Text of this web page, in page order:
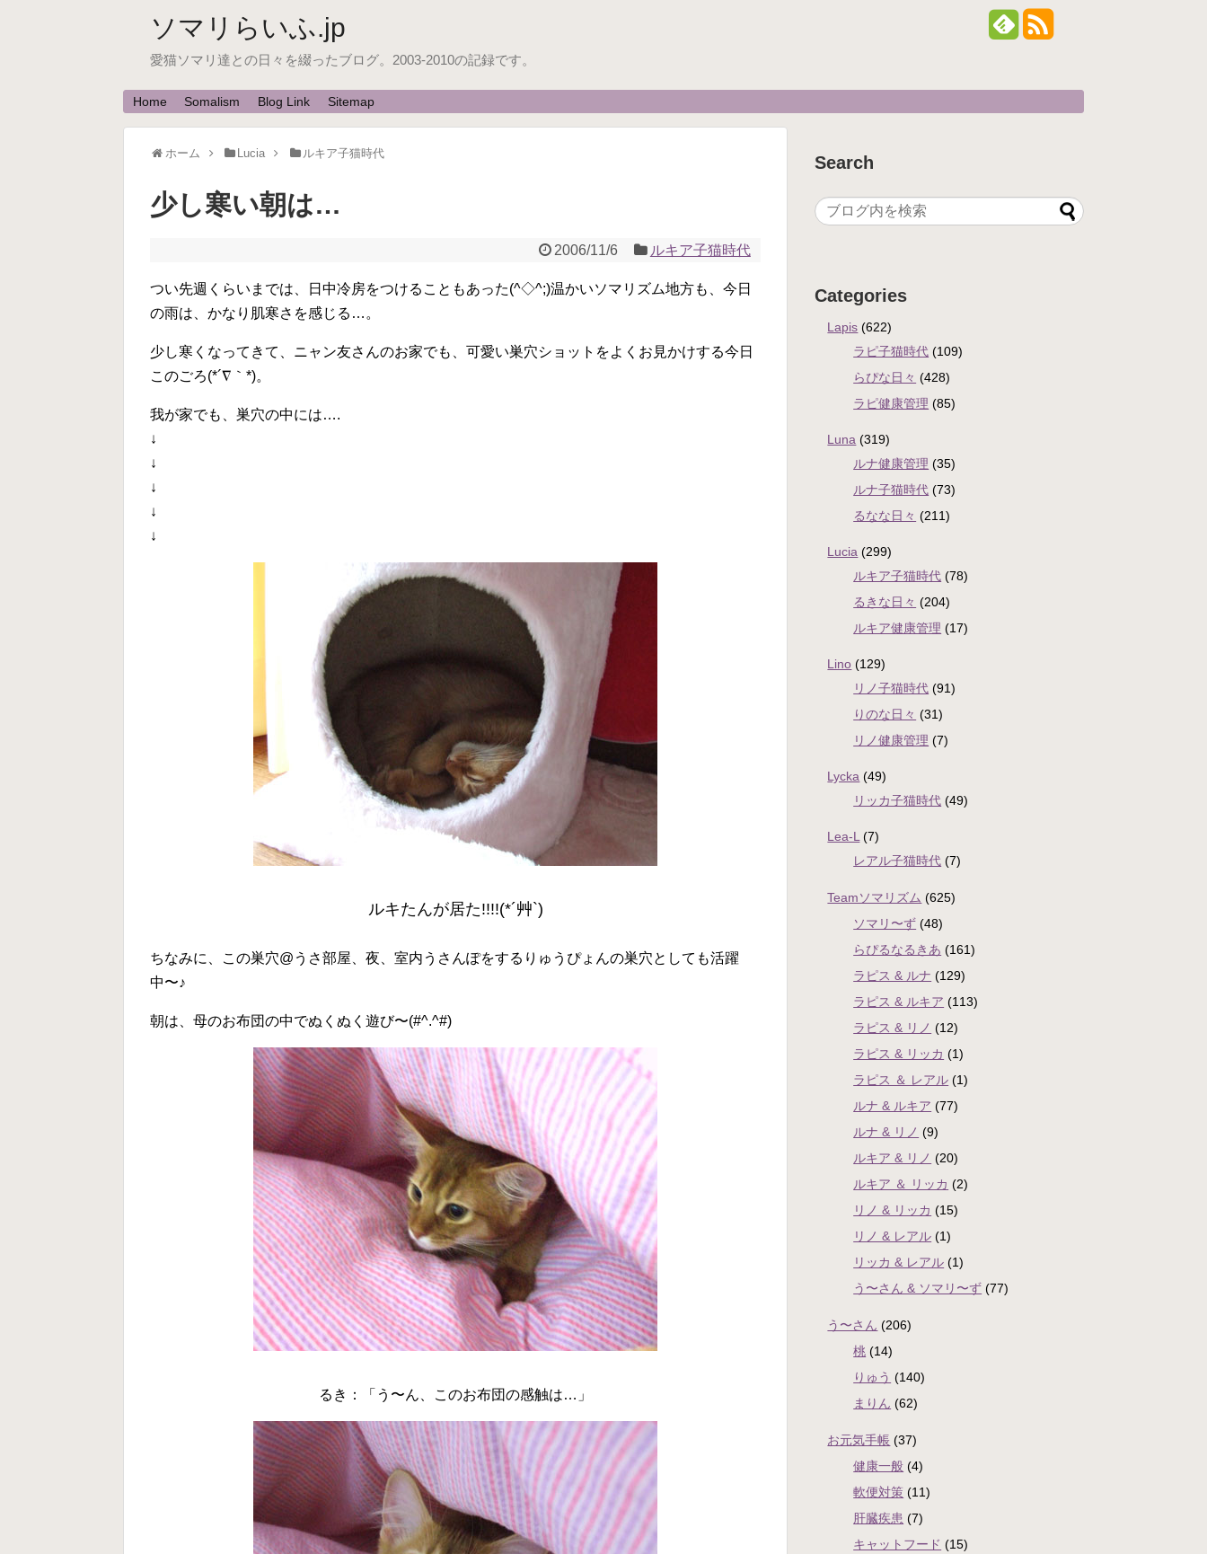
ソマリらいふ.jp
愛猫ソマリ達との日々を綴ったブログ。2003-2010の記録です。
Home Somalism Blog Link Sitemap
ホーム Lucia ルキア子猫時代
少し寒い朝は…
2006/11/6 ルキア子猫時代
つい先週くらいまでは、日中冷房をつけることもあった(^◇^;)温かいソマリズム地方も、今日
の雨は、かなり肌寒さを感じる…。
少し寒くなってきて、ニャン友さんのお家でも、可愛い巣穴ショットをよくお見かけする今日
このごろ(*´∇｀*)。
我が家でも、巣穴の中には….
↓
↓
↓
↓
↓
ルキたんが居た!!!!(*´艸`)
ちなみに、この巣穴@うさ部屋、夜、室内うさんぽをするりゅうぴょんの巣穴としても活躍
中〜♪
朝は、母のお布団の中でぬくぬく遊び〜(#^.^#)
るき：「う〜ん、このお布団の感触は…」
Search
Categories
Lapis (622)
ラピ子猫時代 (109)
らぴな日々 (428)
ラピ健康管理 (85)
Luna (319)
ルナ健康管理 (35)
ルナ子猫時代 (73)
るなな日々 (211)
Lucia (299)
ルキア子猫時代 (78)
るきな日々 (204)
ルキア健康管理 (17)
Lino (129)
リノ子猫時代 (91)
りのな日々 (31)
リノ健康管理 (7)
Lycka (49)
リッカ子猫時代 (49)
Lea-L(7)
レアル子猫時代 (7)
Teamソマリズム (625)
ソマリ〜ず (48)
らぴるなるきあ (161)
ラピス & ルナ (129)
ラピス & ルキア (113)
ラピス & リノ (12)
ラピス & リッカ (1)
ラピス ＆ レアル (1)
ルナ & ルキア (77)
ルナ & リノ (9)
ルキア & リノ (20)
ルキア ＆ リッカ (2)
リノ & リッカ (15)
リノ & レアル (1)
リッカ & レアル (1)
う〜さん & ソマリ〜ず (77)
う〜さん (206)
桃 (14)
りゅう (140)
まりん (62)
お元気手帳 (37)
健康一般 (4)
軟便対策 (11)
肝臓疾患 (7)
キャットフード (15)